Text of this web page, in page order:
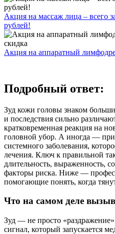
Акция на массаж лица – всего
рублей!
Акция на аппаратный
Подробный ответ:
Зуд кожи головы знаком
и последствия сильно
кратковременная реакция на
головной убор. А иногда —
системного заболевания,
лечения. Ключ к правильной
длительность, выраженность,
факторы риска. Ниже —
помогающие понять, когда
Что на самом деле
Зуд — не просто
сигнал, который запускается